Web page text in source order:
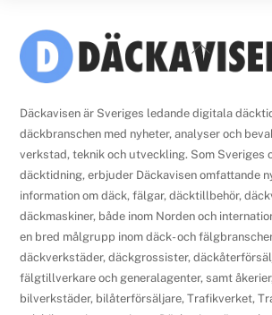
Back
To
Däckavisen är Sveriges ledande digitala
däckbranschen med nyheter, analyser och
verkstad, teknik och utveckling. Som Sveriges
däcktidning, erbjuder Däckavisen omfattande
information om däck, fälgar, däcktillbehör,
däckmaskiner, både inom Norden och
en bred målgrupp inom däck- och
däckverkstäder, däckgrossister,
fälgtillverkare och generalagenter, samt
bilverkstäder, bilåterförsäljare, Trafikverket,